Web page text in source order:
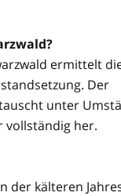
ermittelt
Der
unter
vollständig her.
der kälteren